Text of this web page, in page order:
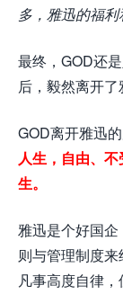
多，雅迅的福
最终，GOD还
后，毅然离开了
GOD离开雅迅
人生，自由、
生。
雅迅是个好国
则与管理制度
凡事高度自律